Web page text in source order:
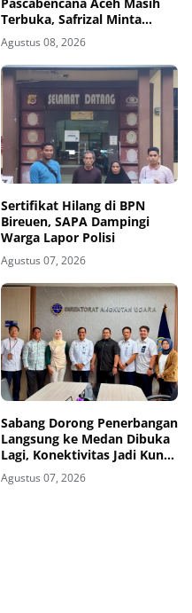
Pascabencana Aceh Masih
Terbuka, Safrizal Minta
Daerah Segera Ajukan
Pekerjaan
Agustus 08, 2026
Sertifikat Hilang di BPN
Bireuen, SAPA Dampingi
Warga Lapor Polisi
Agustus 07, 2026
Sabang Dorong Penerbangan
Langsung ke Medan Dibuka
Lagi, Konektivitas Jadi Kunci
Pariwisata Pulau Weh
Agustus 07, 2026